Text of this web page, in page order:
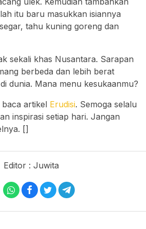
itu baru masukkan isiannya
tahu kuning goreng dan
sekali khas Nusantara. Sarapan
berbeda dan lebih berat
dunia. Mana menu kesukaanmu?
baca artikel Erudisi. Semoga selalu
inspirasi setiap hari. Jangan
[]
Editor : Juwita